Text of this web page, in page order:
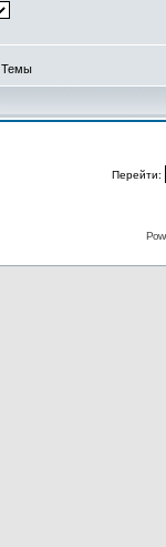
Темы
Перейти: